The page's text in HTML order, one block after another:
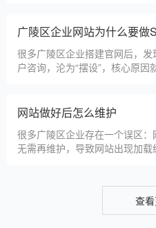
天详细解读SSL证书的核心作用
用。首先，SSL证书最核心的
广陵区企业网站为什么要做
很多广陵区企业搭建官网后，
户咨询，沦为“摆设”，核心原
通过合理的优化，让网站获得更
客，提升线上竞争力。首先，S
网站做好后怎么维护
很多广陵区企业存在一个误区
无需再维护，导致网站出现加
也是契合百度优化算法的关键
查